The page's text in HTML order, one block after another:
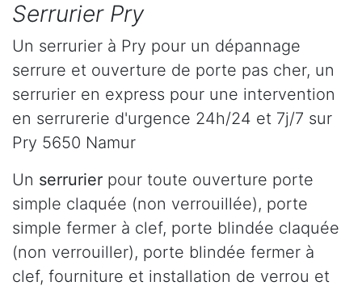
Serrurier Pry
Un serrurier à Pry pour un dépannage
serrure et ouverture de porte pas cher, un
serrurier en express pour une intervention
en serrurerie d'urgence 24h/24 et 7j/7 sur
Pry 5650 Namur
Un serrurier pour toute ouverture porte
simple claquée (non verrouillée), porte
simple fermer à clef, porte blindée claquée
(non verrouiller), porte blindée fermer à
clef, fourniture et installation de verrou et